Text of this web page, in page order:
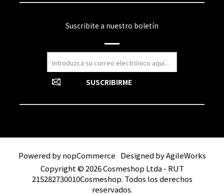
Suscribite a nuestro boletín
Powered bynopCommerce Designed byAgileWorks
Copyright © 2026 Cosmeshop Ltda - RUT
215282730010Cosmeshop. Todos los derechos
reservados.